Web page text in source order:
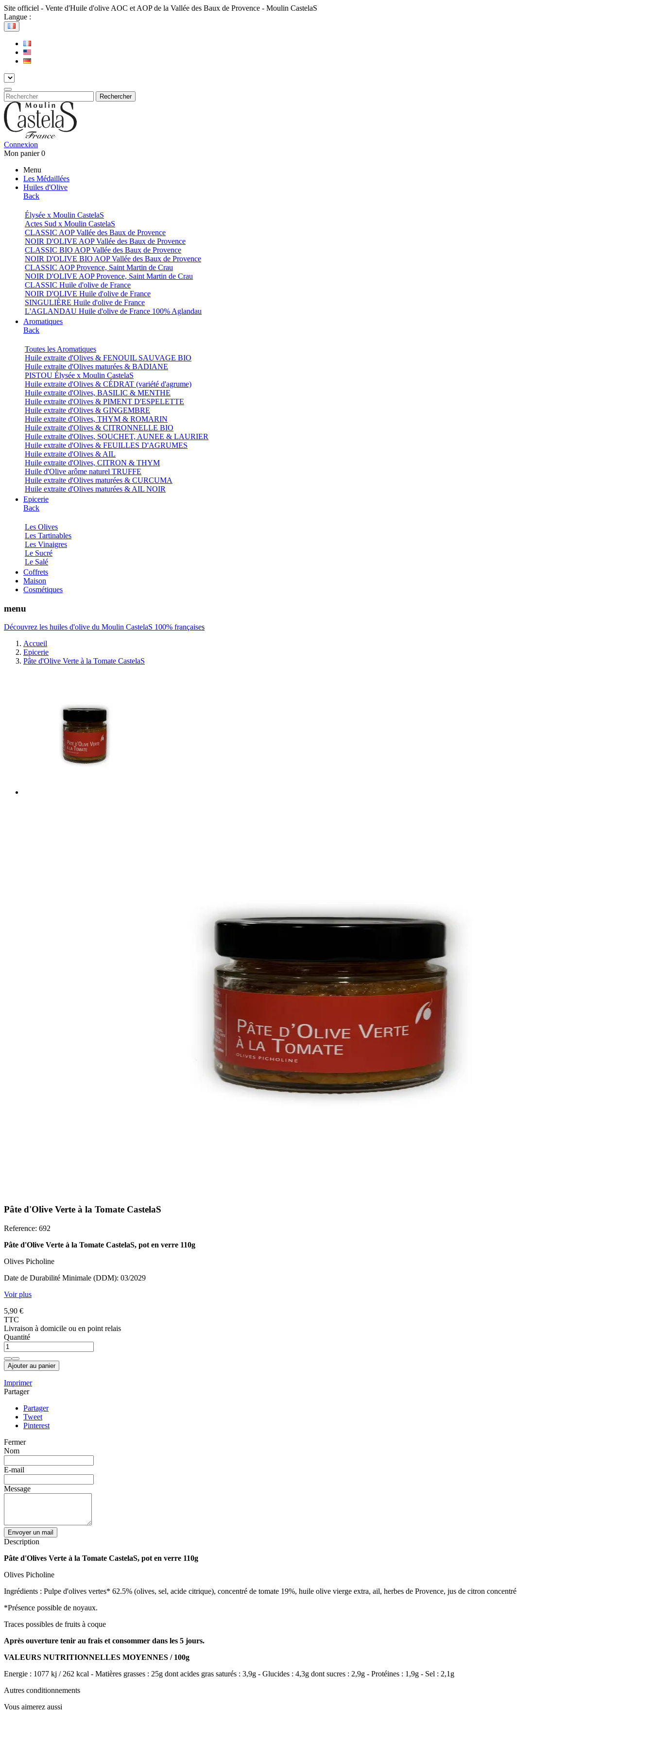
Site officiel - Vente d'Huile d'olive AOC et AOP de la Vallée des Baux de Provence - Moulin CastelaS
Langue :
Rechercher
Connexion
Mon panier 0
Menu
Les Médaillées
Huiles d'Olive
Back
Élysée x Moulin CastelaS
Actes Sud x Moulin CastelaS
CLASSIC AOP Vallée des Baux de Provence
NOIR D'OLIVE AOP Vallée des Baux de Provence
CLASSIC BIO AOP Vallée des Baux de Provence
NOIR D'OLIVE BIO AOP Vallée des Baux de Provence
CLASSIC AOP Provence, Saint Martin de Crau
NOIR D'OLIVE AOP Provence, Saint Martin de Crau
CLASSIC Huile d'olive de France
NOIR D'OLIVE Huile d'olive de France
SINGULIÈRE Huile d'olive de France
L'AGLANDAU Huile d'olive de France 100% Aglandau
Aromatiques
Back
Toutes les Aromatiques
Huile extraite d'Olives & FENOUIL SAUVAGE BIO
Huile extraite d'Olives maturées & BADIANE
PISTOU Élysée x Moulin CastelaS
Huile extraite d'Olives & CÉDRAT (variété d'agrume)
Huile extraite d'Olives, BASILIC & MENTHE
Huile extraite d'Olives & PIMENT D'ESPELETTE
Huile extraite d'Olives & GINGEMBRE
Huile extraite d'Olives, THYM & ROMARIN
Huile extraite d'Olives & CITRONNELLE BIO
Huile extraite d'Olives, SOUCHET, AUNEE & LAURIER
Huile extraite d'Olives & FEUILLES D'AGRUMES
Huile extraite d'Olives & AIL
Huile extraite d'Olives, CITRON & THYM
Huile d'Olive arôme naturel TRUFFE
Huile extraite d'Olives maturées & CURCUMA
Huile extraite d'Olives maturées & AIL NOIR
Epicerie
Back
Les Olives
Les Tartinables
Les Vinaigres
Le Sucré
Le Salé
Coffrets
Maison
Cosmétiques
menu
Découvrez les huiles d'olive du Moulin CastelaS 100% françaises
Accueil
Epicerie
Pâte d'Olive Verte à la Tomate CastelaS
Pâte d'Olive Verte à la Tomate CastelaS
Reference: 692
Pâte d'Olive Verte à la Tomate CastelaS, pot en verre 110g
Olives Picholine
Date de Durabilité Minimale (DDM): 03/2029
Voir plus
5,90 €
TTC
Livraison à domicile ou en point relais
Quantité
Ajouter au panier
Imprimer
Partager
Partager
Tweet
Pinterest
Fermer
Nom
E-mail
Message
Envoyer un mail
Description
Pâte d'Olives Verte à la Tomate CastelaS, pot en verre 110g
Olives Picholine
Ingrédients : Pulpe d'olives vertes* 62.5% (olives, sel, acide citrique), concentré de tomate 19%, huile olive vierge extra, ail, herbes de Provence, jus de citron concentré
*Présence possible de noyaux.
Traces possibles de fruits à coque
Après ouverture tenir au frais et consommer dans les 5 jours.
VALEURS NUTRITIONNELLES MOYENNES / 100g
Energie : 1077 kj / 262 kcal - Matières grasses : 25g dont acides gras saturés : 3,9g - Glucides : 4,3g dont sucres : 2,9g - Protéines : 1,9g - Sel : 2,1g
Autres conditionnements
Vous aimerez aussi